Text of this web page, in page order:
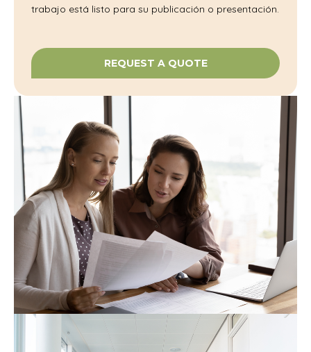
trabajo está listo para su publicación o presentación.
REQUEST A QUOTE